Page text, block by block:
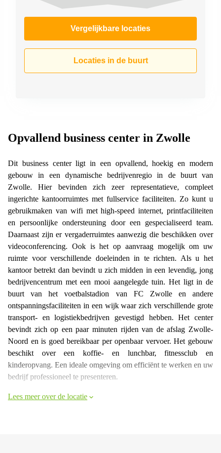
Vergelijkbare locaties
Locaties in de buurt
Opvallend business center in Zwolle
Dit business center ligt in een opvallend, hoekig en modern
gebouw in een dynamische bedrijvenregio in de buurt van
Zwolle. Hier bevinden zich zeer representatieve, compleet
ingerichte kantoorruimtes met fullservice faciliteiten. Zo kunt u
gebruikmaken van wifi met high-speed internet, printfaciliteiten
en persoonlijke ondersteuning door een gespecialiseerd team.
Daarnaast zijn er vergaderruimtes aanwezig die beschikken over
videoconferencing. Ook is het op aanvraag mogelijk om uw
ruimte voor verschillende doeleinden in te richten. Als u het
kantoor betrekt dan bevindt u zich midden in een levendig, jong
bedrijvencentrum met een mooi aangelegde tuin. Het ligt in de
buurt van het voetbalstadion van FC Zwolle en andere
ontspanningsfaciliteiten in een wijk waar zich verschillende grote
transport- en logistiekbedrijven gevestigd hebben. Het center
bevindt zich op een paar minuten rijden van de afslag Zwolle-
Noord en is goed bereikbaar per openbaar vervoer. Het gebouw
beschikt over een koffie- en lunchbar, fitnessclub en
kinderopvang. Een ideale omgeving om efficiënt te werken en uw
bedrijf professioneel te presenteren.
Lees meer over de locatie